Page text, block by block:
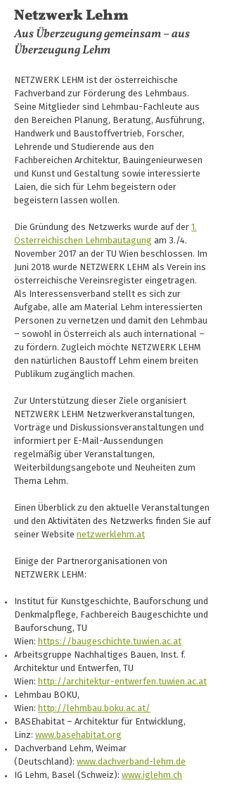
Netzwerk Lehm
Aus Überzeugung gemeinsam – aus
Überzeugung Lehm
NETZWERK LEHM ist der österreichische
Fachverband zur Förderung des Lehmbaus.
Seine Mitglieder sind Lehmbau-Fachleute aus
den Bereichen Planung, Beratung, Ausführung,
Handwerk und Baustoffvertrieb, Forscher,
Lehrende und Studierende aus den
Fachbereichen Architektur, Bauingenieurwesen
und Kunst und Gestaltung sowie interessierte
Laien, die sich für Lehm begeistern oder
begeistern lassen wollen.
Die Gründung des Netzwerks wurde auf der 1.
Österreichischen Lehmbautagung am 3./4.
November 2017 an der TU Wien beschlossen. Im
Juni 2018 wurde NETZWERK LEHM als Verein ins
österreichische Vereinsregister eingetragen.
Als Interessensverband stellt es sich zur
Aufgabe, alle am Material Lehm interessierten
Personen zu vernetzen und damit den Lehmbau
– sowohl in Österreich als auch international –
zu fördern. Zugleich möchte NETZWERK LEHM
den natürlichen Baustoff Lehm einem breiten
Publikum zugänglich machen.
Zur Unterstützung dieser Ziele organisiert
NETZWERK LEHM Netzwerkveranstaltungen,
Vorträge und Diskussionsveranstaltungen und
informiert per E-Mail-Aussendungen
regelmäßig über Veranstaltungen,
Weiterbildungsangebote und Neuheiten zum
Thema Lehm.
Einen Überblick zu den aktuelle Veranstaltungen
und den Aktivitäten des Netzwerks finden Sie auf
seiner Website netzwerklehm.at
Einige der Partnerorganisationen von
NETZWERK LEHM:
Institut für Kunstgeschichte, Bauforschung und
Denkmalpflege, Fachbereich Baugeschichte und
Bauforschung, TU
Wien: https://baugeschichte.tuwien.ac.at
Arbeitsgruppe Nachhaltiges Bauen, Inst. f.
Architektur und Entwerfen, TU
Wien: http://architektur-entwerfen.tuwien.ac.at
Lehmbau BOKU,
Wien: http://lehmbau.boku.ac.at/
BASEhabitat – Architektur für Entwicklung,
Linz: www.basehabitat.org
Dachverband Lehm, Weimar
(Deutschland): www.dachverband-lehm.de
IG Lehm, Basel (Schweiz): www.iglehm.ch